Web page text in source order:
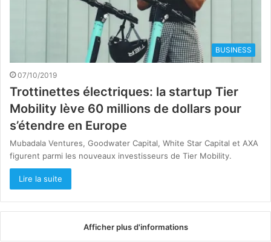
BUSINESS
07/10/2019
Trottinettes électriques: la startup Tier
Mobility lève 60 millions de dollars pour
s’étendre en Europe
Mubadala Ventures, Goodwater Capital, White Star Capital et AXA
figurent parmi les nouveaux investisseurs de Tier Mobility.
Lire la suite
Afficher plus d'informations